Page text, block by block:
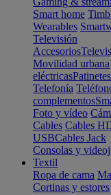
Smart home
Wearables
Televisión
Accesorios
Movilidad urbana
eléctricas
Telefonía
complementos
Foto y vídeo
Cables Cables
USBCables Jack
Consolas y
Textil
Ropa de cama
Cortinas y estores